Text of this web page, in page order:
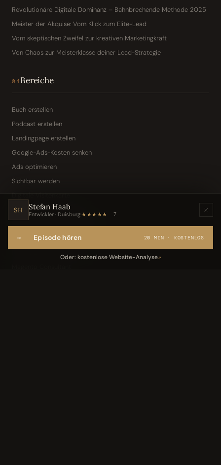
Revolutionäre Digitale Dominanz – Bahnbrechende Methode 2025
Meister der Akquise: Vom Klick zum Elite-Lead
Vom skeptischen Zweifel zur kreativen Marketingkraft
Von Chaos zur Meisterklasse deiner Lead-Strategie
04Bereiche
Buch erstellen
Podcast erstellen
Landingpage erstellen
Google-Ads-Kosten senken
Ads optimieren
Sichtbar werden
Digitale Visitenkarte
KI-Assistent (Toni · Jarvis)
Webseite per Sprache
SH Stefan Haab
Entwickler · Duisburg·★★★★★ 7
→ Episode hören 20 MIN · KOSTENLOS
Oder: kostenlose Website-Analyse↗